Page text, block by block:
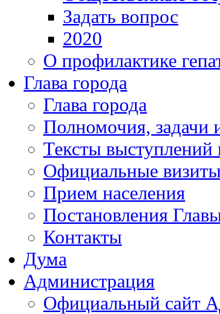
Задать вопрос
2020
О профилактике
Глава города
Глава города
Полномочия, задачи
Тексты выступлений
Официальные
Прием населения
Постановления
Контакты
Дума
Администрация
Официальный сайт